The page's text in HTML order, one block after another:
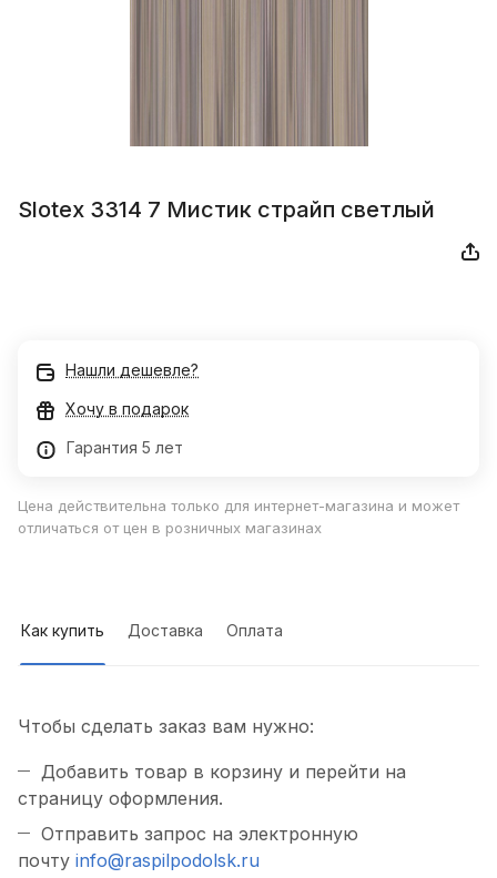
Slotex 3314 7 Мистик страйп светлый
Нашли дешевле?
Хочу в подарок
Гарантия 5 лет
Цена действительна только для интернет-магазина и может
отличаться от цен в розничных магазинах
Как купить Доставка Оплата
Чтобы сделать заказ вам нужно:
Добавить товар в корзину и перейти на
страницу оформления.
Отправить запрос на электронную
почту info@raspilpodolsk.ru